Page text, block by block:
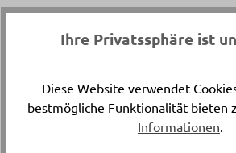
Gestellmaterial
Länge
Ihre Privatssphäre ist
Diese Website verwendet
bestmögliche Funktionalität bieten
Informationen